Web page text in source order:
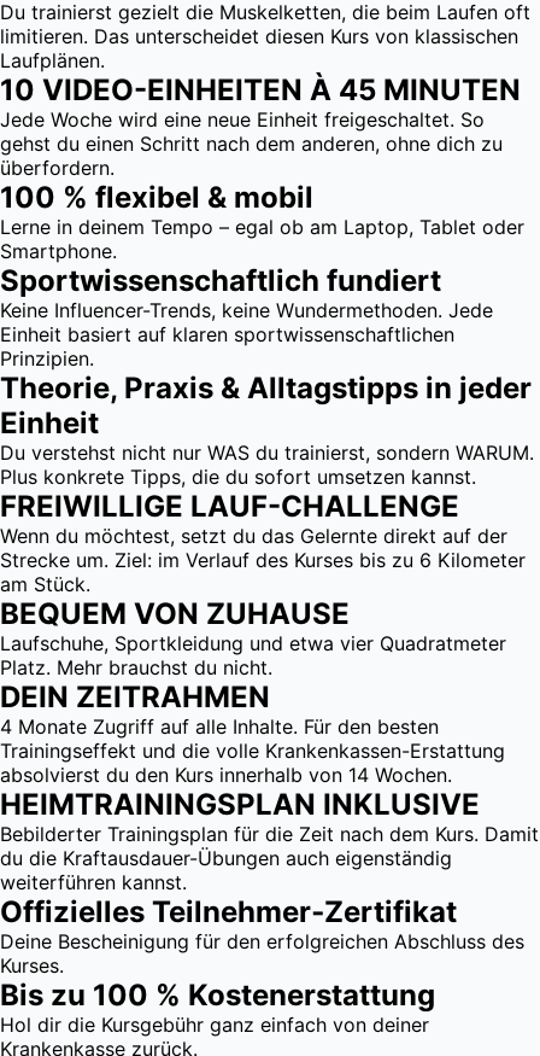
Du trainierst gezielt die Muskelketten, die beim Laufen oft
limitieren. Das unterscheidet diesen Kurs von klassischen
Laufplänen.
10 VIDEO-EINHEITEN À 45 MINUTEN
Jede Woche wird eine neue Einheit freigeschaltet. So
gehst du einen Schritt nach dem anderen, ohne dich zu
überfordern.
100 % flexibel & mobil
Lerne in deinem Tempo – egal ob am Laptop, Tablet oder
Smartphone.
Sportwissenschaftlich fundiert
Keine Influencer-Trends, keine Wundermethoden. Jede
Einheit basiert auf klaren sportwissenschaftlichen
Prinzipien.
Theorie, Praxis & Alltagstipps in jeder
Einheit
Du verstehst nicht nur WAS du trainierst, sondern WARUM.
Plus konkrete Tipps, die du sofort umsetzen kannst.
FREIWILLIGE LAUF-CHALLENGE
Wenn du möchtest, setzt du das Gelernte direkt auf der
Strecke um. Ziel: im Verlauf des Kurses bis zu 6 Kilometer
am Stück.
BEQUEM VON ZUHAUSE
Laufschuhe, Sportkleidung und etwa vier Quadratmeter
Platz. Mehr brauchst du nicht.
DEIN ZEITRAHMEN
4 Monate Zugriff auf alle Inhalte. Für den besten
Trainingseffekt und die volle Krankenkassen-Erstattung
absolvierst du den Kurs innerhalb von 14 Wochen.
HEIMTRAININGSPLAN INKLUSIVE
Bebilderter Trainingsplan für die Zeit nach dem Kurs. Damit
du die Kraftausdauer-Übungen auch eigenständig
weiterführen kannst.
Offizielles Teilnehmer‑Zertifikat
Deine Bescheinigung für den erfolgreichen Abschluss des
Kurses.
Bis zu 100 % Kosten­erstattung
Hol dir die Kursgebühr ganz einfach von deiner
Krankenkasse zurück.